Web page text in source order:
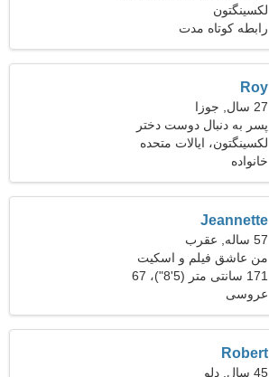
به یک خانم حساس نیاز دارم
لکسینگتون
رابطه کوتاه مدت
Roy
27 سال, جوزا
پسر به دنبال دوست دختر
است
لکسینگتون، ایالات متحده
آمریکا
خانواده
Jeannette
57 ساله, عقرب
من عاشق فیلم و اسکیت
هستم
171 سانتی متر (5'8")، 67
کیلوگرم (147 پوند)
عروسی
Robert
45 سال, دلو